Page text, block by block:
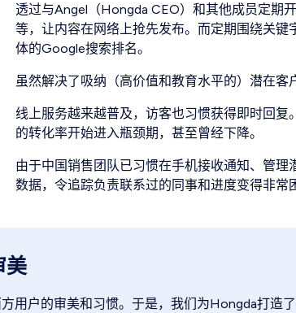
透过与Angel（Hongda CEO）和其他成员定期
等，让内容在网络上抢先发布。而定期围绕关
体的Google搜索排名。
虽然解决了吸纳（高价值和教育水平的）潜在客
线上服务越来越普及，访客也习惯获得即时回
的转化率开始进入瓶颈期，甚至曾经下降。
由于中国销售团队已习惯在手机接收通知、管
数据，令追踪负责联系过的同事和进度变得非常
美
用户的审美和习惯。于是，我们为Hongda打造了